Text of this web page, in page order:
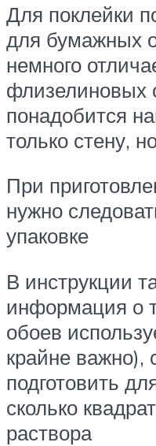
Для поклейки
для бумажных
немного
флизелиновых
понадобится
только стену,
При
нужно
упаковке
В инструкции
информация о
обоев
крайне важно),
подготовить
сколько
раствора